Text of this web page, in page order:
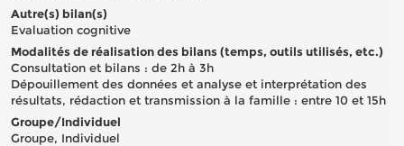
Autre(s) bilan(s)
Evaluation cognitive
Modalités de réalisation des bilans (temps, outils utilisés, etc.)
Consultation et bilans : de 2h à 3h
Dépouillement des données et analyse et interprétation des
résultats, rédaction et transmission à la famille : entre 10 et 15h
Groupe/Individuel
Groupe, Individuel